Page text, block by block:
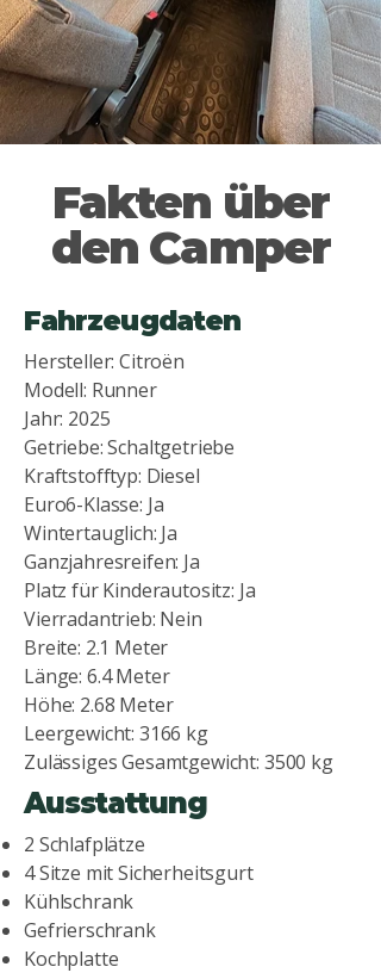
Fakten über
den Camper
Fahrzeugdaten
Hersteller: Citroën
Modell: Runner
Jahr: 2025
Getriebe: Schaltgetriebe
Kraftstofftyp: Diesel
Euro6-Klasse: Ja
Wintertauglich: Ja
Ganzjahresreifen: Ja
Platz für Kinderautositz: Ja
Vierradantrieb: Nein
Breite: 2.1 Meter
Länge: 6.4 Meter
Höhe: 2.68 Meter
Leergewicht: 3166 kg
Zulässiges Gesamtgewicht: 3500 kg
Ausstattung
2 Schlafplätze
4 Sitze mit Sicherheitsgurt
Kühlschrank
Gefrierschrank
Kochplatte